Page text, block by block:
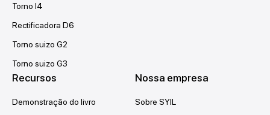
Torno l4
Rectificadora D6
Torno suizo G2
Torno suizo G3
Recursos
Demonstração do livro
Nossa empresa
Sobre SYIL